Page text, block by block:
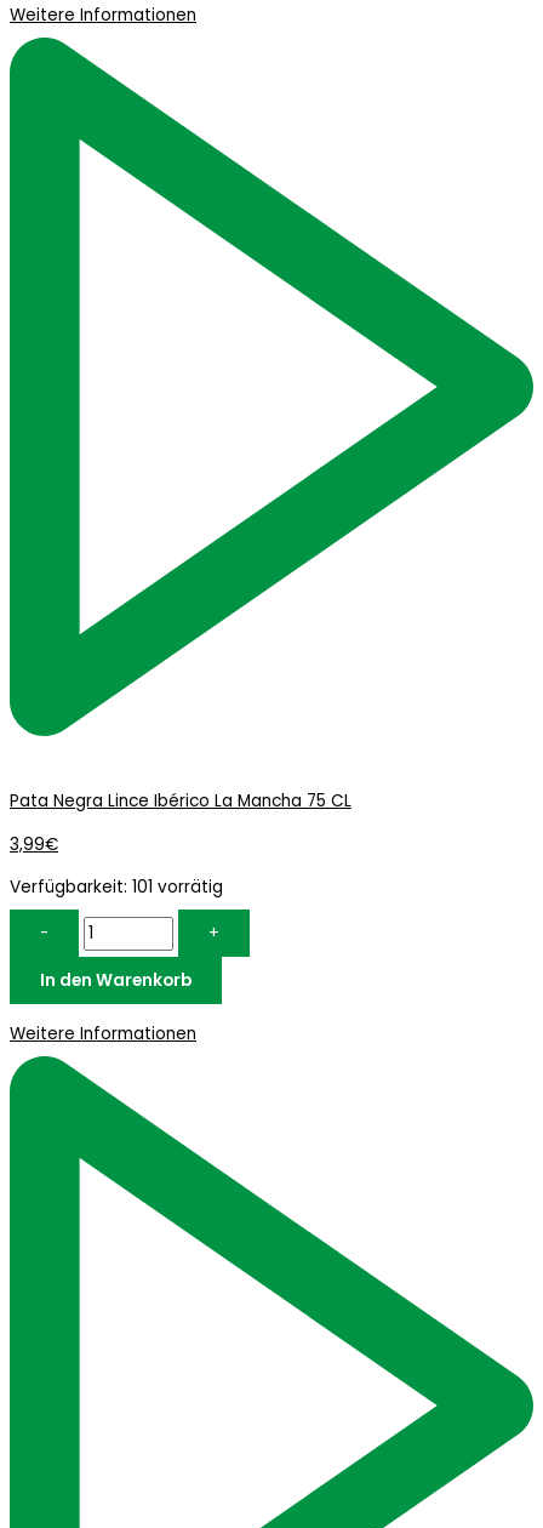
Weitere Informationen
Pata Negra Lince Ibérico La Mancha 75 CL
3,99€
Verfügbarkeit: 101 vorrätig
-
+
In den Warenkorb
Weitere Informationen